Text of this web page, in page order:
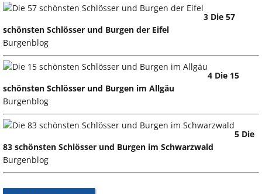
3 Die 57
schönsten Schlösser und Burgen der Eifel
Burgenblog
4 Die 15
schönsten Schlösser und Burgen im Allgäu
Burgenblog
5 Die
83 schönsten Schlösser und Burgen im Schwarzwald
Burgenblog